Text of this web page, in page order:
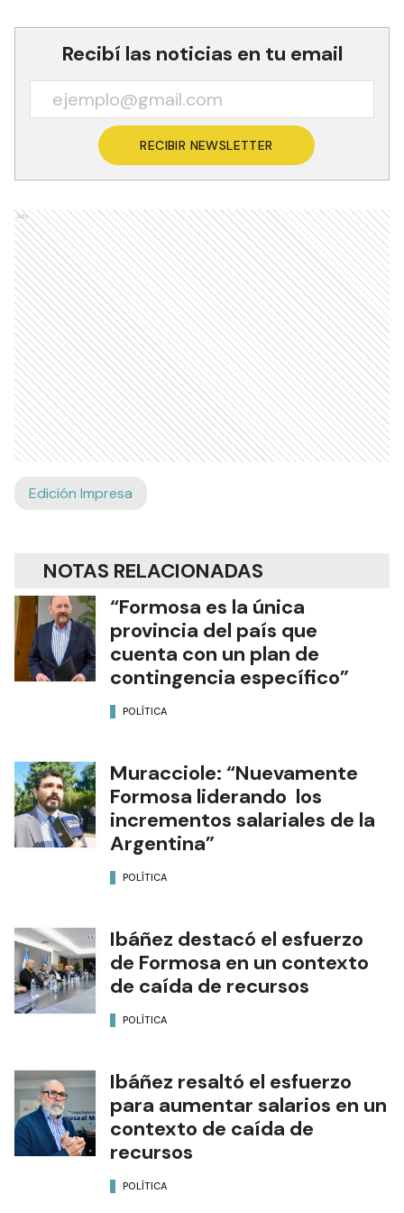
Recibí las noticias en tu email
RECIBIR NEWSLETTER
Ads
Edición Impresa
NOTAS RELACIONADAS
“Formosa es la única
provincia del país que
cuenta con un plan de
contingencia específico”
POLÍTICA
Muracciole: “Nuevamente
Formosa liderando los
incrementos salariales de la
Argentina”
POLÍTICA
Ibáñez destacó el esfuerzo
de Formosa en un contexto
de caída de recursos
POLÍTICA
Ibáñez resaltó el esfuerzo
para aumentar salarios en un
contexto de caída de
recursos
POLÍTICA